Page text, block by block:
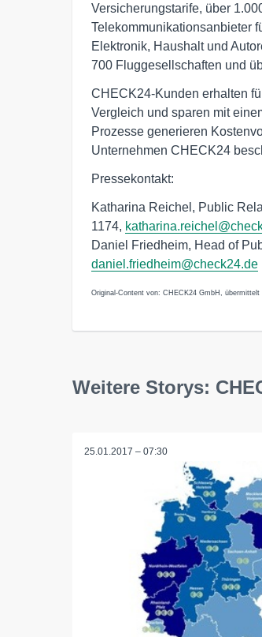
Versicherungstarife, über
Telekommunikationsanbieter
Elektronik, Haushalt und
700 Fluggesellschaften und
CHECK24-Kunden erhalten
Vergleich und sparen mit
Prozesse generieren
Unternehmen CHECK24
Pressekontakt:
Katharina Reichel, Public
1174,
Daniel Friedheim, Head of
daniel.friedheim@check24.de
Original-Content von: CHECK24 GmbH, übermittelt
Weitere Storys:
25.01.2017 – 07:30